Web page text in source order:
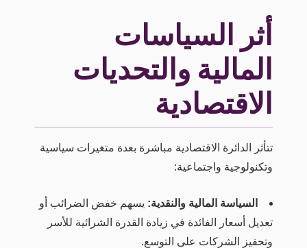
أثر السياسات
المالية والتحديات
الاقتصادية
تتأثر الدائرة الاقتصادية مباشرة بعدة متغيرات سياسية
وتكنولوجية واجتماعية:
السياسة المالية والنقدية: يسهم خفض الضرائب أو
تعديل أسعار الفائدة في زيادة القدرة الشرائية للأسر
وتحفيز الشركات على التوسع.